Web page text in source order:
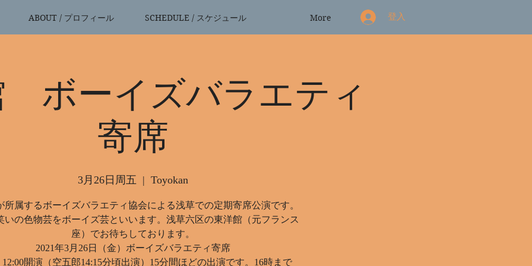
ABOUT / プロフィール SCHEDULE / スケジュール More 登入
ボーイズバラエティ
寄席
3月26日周五
  |
Toyokan
所属するボーイズバラエティ協会による浅草での定期寄席公演です。
いの色物芸をボーイズ芸といいます。浅草六区の東洋館（元フランス
座）でお待ちしております。
2021年3月26日（金）ボーイズバラエティ寄席
開演（空五郎14:15分頃出演）15分間ほどの出演です。16時まで